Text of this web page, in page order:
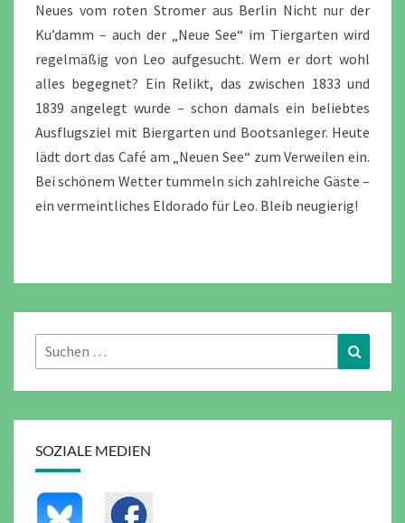
Neues vom roten Stromer aus Berlin Nicht nur der
Ku’damm – auch der „Neue See“ im Tiergarten wird
regelmäßig von Leo aufgesucht. Wem er dort wohl
alles begegnet? Ein Relikt, das zwischen 1833 und
1839 angelegt wurde – schon damals ein beliebtes
Ausflugsziel mit Biergarten und Bootsanleger. Heute
lädt dort das Café am „Neuen See“ zum Verweilen ein.
Bei schönem Wetter tummeln sich zahlreiche Gäste –
ein vermeintliches Eldorado für Leo. Bleib neugierig!
Suchen
nach:
SOZIALE MEDIEN